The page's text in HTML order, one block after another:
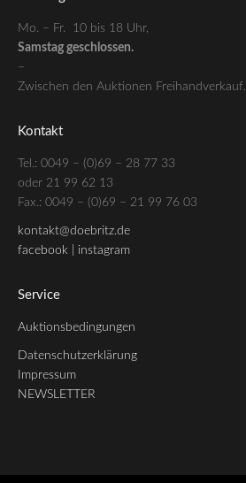
Mo. – Fr. 10 bis 18 Uhr,
Samstag geschlossen.
–
Zwischen den Auktionen Freihandverkauf.
Kontakt
Tel.: 0049 – (0)69 – 28 77 33
oder 21 99 62 13
Fax.: 0049 – (0)69 – 21 99 76 03
kontakt@doebritz.de
facebook | instagram
Service
Auktionsbedingungen
Datenschutzerklärung
Impressum
NEWSLETTER